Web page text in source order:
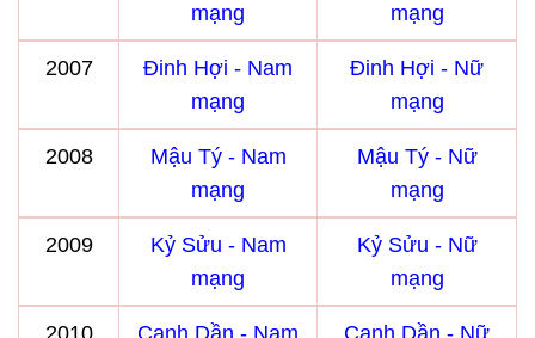
mạng
mạng
2007
Đinh Hợi - Nam
mạng
Đinh Hợi - Nữ
mạng
2008
Mậu Tý - Nam
mạng
Mậu Tý - Nữ
mạng
2009
Kỷ Sửu - Nam
mạng
Kỷ Sửu - Nữ
mạng
2010
Canh Dần - Nam
Canh Dần - Nữ